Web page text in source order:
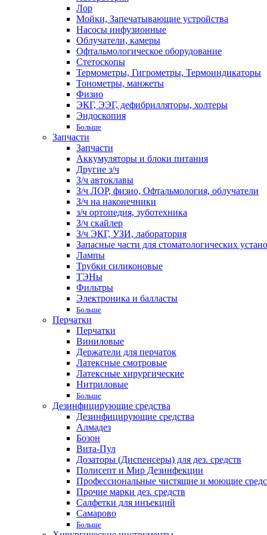
Лор
Мойки, Запечатывающие устройства
Насосы инфузионные
Облучатели, камеры
Офтальмологическое оборудование
Стетоскопы
Термометры, Гигрометры, Термоиндикаторы
Тонометры, манжеты
Физио
ЭКГ, ЭЭГ, дефибрилляторы, холтеры
Эндоскопия
Больше
Запчасти
Запчасти
Аккумуляторы и блоки питания
Другие з/ч
З/ч автоклавы
З/ч ЛОР, физио, Офтальмология, облучатели
З/ч на наконечники
з/ч ортопедия, зуботехника
З/ч скайлер
З/ч ЭКГ, УЗИ, лаборатория
Запасные части для стоматологических
Лампы
Трубки силиконовые
ТЭНы
Фильтры
Электроника и балласты
Больше
Перчатки
Перчатки
Виниловые
Держатели для перчаток
Латексные смотровые
Латексные хирургические
Нитриловые
Больше
Дезинфицирующие средства
Дезинфицирующие средства
Алмадез
Бозон
Вита-Пул
Дозаторы (Диспенсеры) для дез. средств
Полисепт и Мир Дезинфекции
Профессиональные чистящие и моющие
Прочие марки дез. средств
Салфетки для инъекций
Самарово
Больше